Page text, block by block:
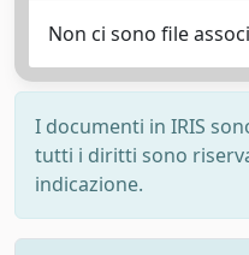
Non ci sono file
I documenti in IRIS
tutti i diritti sono
indicazione.